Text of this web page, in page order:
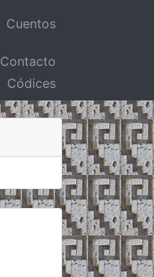
Cuentos
Contacto
Códices